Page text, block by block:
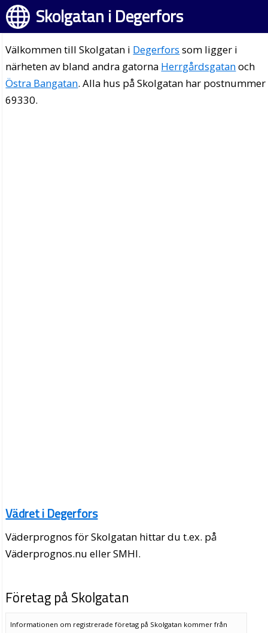
Skolgatan i Degerfors
Välkommen till Skolgatan i Degerfors som ligger i
närheten av bland andra gatorna Herrgårdsgatanoch
Östra Bangatan. Alla hus på Skolgatan har postnummer
69330.
Vädret i Degerfors
Väderprognos för Skolgatan hittar du t.ex. på
Väderprognos.nu eller SMHI.
Företag på Skolgatan
Informationen om registrerade företag på Skolgatan kommer från